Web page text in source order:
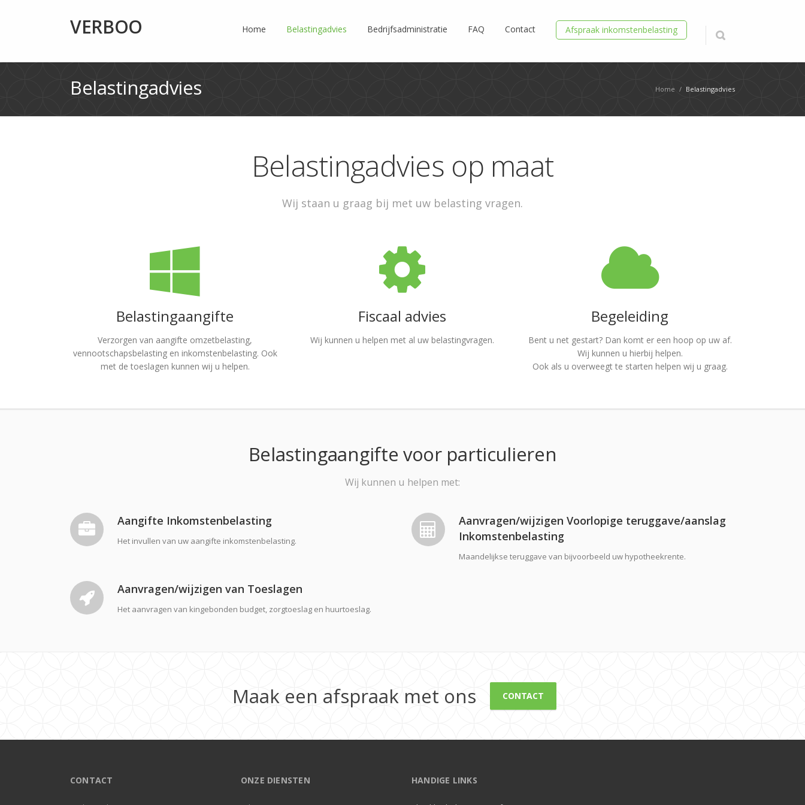
VERBOO Home Belastingadvies Bedrijfsadministratie FAQ Contact Afspraak inkomstenbelasting
Home / Belastingadvies
Belastingadvies
Belastingadvies op maat
Wij staan u graag bij met uw belasting vragen.
Belastingaangifte
Verzorgen van aangifte omzetbelasting,
vennootschapsbelasting en inkomstenbelasting. Ook
met de toeslagen kunnen wij u helpen.
Fiscaal advies
Wij kunnen u helpen met al uw belastingvragen.
Begeleiding
Bent u net gestart? Dan komt er een hoop op uw af.
Wij kunnen u hierbij helpen.
Ook als u overweegt te starten helpen wij u graag.
Belastingaangifte voor particulieren
Wij kunnen u helpen met:
Aangifte Inkomstenbelasting
Het invullen van uw aangifte inkomstenbelasting.
Aanvragen/wijzigen Voorlopige teruggave/aanslag
Inkomstenbelasting
Maandelijkse teruggave van bijvoorbeeld uw hypotheekrente.
Aanvragen/wijzigen van Toeslagen
Het aanvragen van kingebonden budget, zorgtoeslag en huurtoeslag.
Maak een afspraak met ons CONTACT
CONTACT ONZE DIENSTEN HANDIGE LINKS